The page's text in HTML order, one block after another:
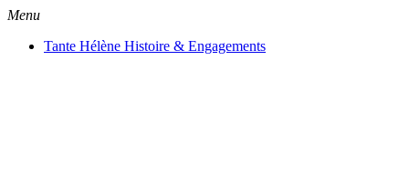
Menu
Tante Hélène Histoire & Engagements